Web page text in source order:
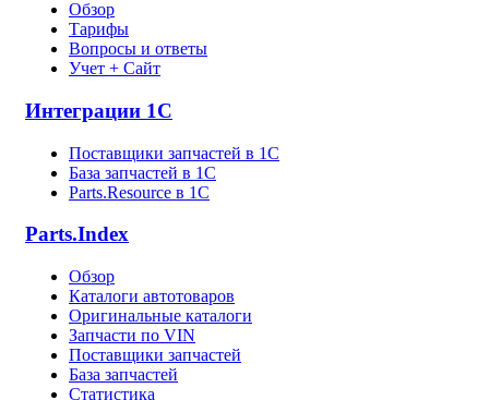
Обзор
Тарифы
Вопросы и ответы
Учет + Сайт
Интеграции 1С
Поставщики запчастей в 1C
База запчастей в 1С
Parts.Resource в 1C
Parts.Index
Обзор
Каталоги автотоваров
Оригинальные каталоги
Запчасти по VIN
Поставщики запчастей
База запчастей
Статистика